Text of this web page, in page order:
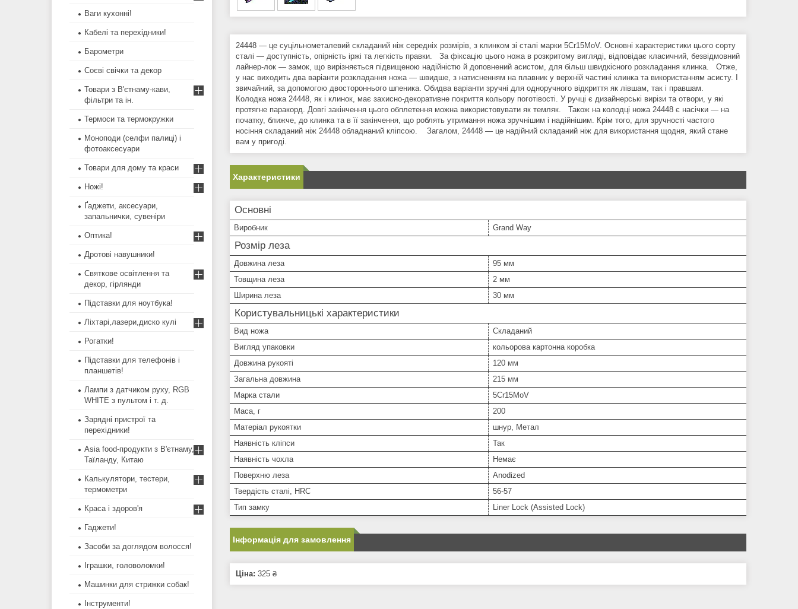
24448 — це суцільнометалевий складаний ніж середніх розмірів, з клинком зі сталі марки 5Cr15MoV. Основні характеристики цього сорту
сталі — доступність, опірність іржі та легкість правки. За фіксацію цього ножа в розкритому вигляді, відповідає класичний, безвідмовний
лайнер-лок — замок, що вирізняється підвищеною надійністю й доповнений асистом, для більш швидкісного розкладання клинка. Отже,
у нас виходить два варіанти розкладання ножа — швидше, з натисненням на плавник у верхній частині клинка та використанням асисту. І
звичайний, за допомогою двостороннього шпеника. Обидва варіанти зручні для одноручного відкриття як лівшам, так і правшам.
Колодка ножа 24448, як і клинок, має захисно-декоративне покриття кольору поготівості. У ручці є дизайнерські вирізи та отвори, у які
протягне паракорд. Довгі закінчення цього обплетення можна використовувати як темляк. Також на колодці ножа 24448 є насічки — на
початку, ближче, до клинка та в її закінчення, що роблять утримання ножа зручнішим і надійнішим. Крім того, для зручності частого
носіння складаний ніж 24448 обладнаний кліпсою. Загалом, 24448 — це надійний складаний ніж для використання щодня, який стане
вам у пригоді.
Характеристики
Основні
Виробник Grand Way
Розмір леза
Довжина леза
95 мм
Товщина леза
2 мм
Ширина леза
30 мм
Користувальницькі характеристики
Вид ножа
Складаний
Вигляд упаковки
кольорова картонна коробка
Довжина рукояті
120 мм
Загальна довжина
215 мм
Марка стали
5Cr15MoV
Маса, г
200
Матеріал рукоятки
шнур, Метал
Наявність кліпси
Так
Наявність чохла
Немає
Поверхню леза
Anodized
Твердість сталі, HRC
56-57
Тип замку
Liner Lock (Assisted Lock)
Інформація для замовлення
Ціна: 325 ₴
Ваги кухонні!
Кабелі та перехідники!
Барометри
Соєві свічки та декор
Товари з В'єтнаму-кави,
фільтри та ін.
Термоси та термокружки
Моноподи (селфи палиці) і
фотоаксесуари
Товари для дому та краси
Ножі!
Ґаджети, аксесуари,
запальнички, сувеніри
Оптика!
Дротові навушники!
Святкове освітлення та
декор, гірлянди
Підставки для ноутбука!
Ліхтарі,лазери,диско кулі
Рогатки!
Підставки для телефонів і
планшетів!
Лампи з датчиком руху, RGB
WHITE з пультом і т. д.
Зарядні пристрої та
перехідники!
Asia food-продукти з В'єтнаму,
Таїланду, Китаю
Калькулятори, тестери,
термометри
Краса і здоров'я
Гаджети!
Засоби за доглядом волосся!
Іграшки, головоломки!
Машинки для стрижки собак!
Інструменти!